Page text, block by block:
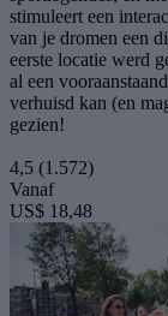
stimuleert een
van je dromen een
eerste locatie werd
al een
verhuisd kan (en
gezien!
4,5 (1.572)
Vanaf
US$ 18,48